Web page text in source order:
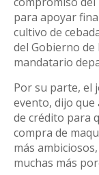
para apoyar
cultivo de
del Gobierno
mandatario
Por su parte, el
evento, dijo que
de crédito para
compra de
más
muchas más